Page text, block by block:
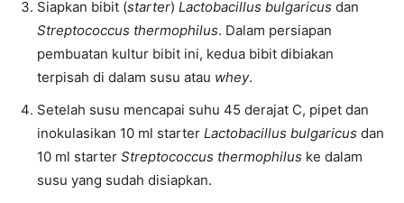
Siapkan bibit (starter) Lactobacillus bulgaricus dan
Streptococcus thermophilus. Dalam persiapan
pembuatan kultur bibit ini, kedua bibit dibiakan
terpisah di dalam susu atau whey.
Setelah susu mencapai suhu 45 derajat C, pipet dan
inokulasikan 10 ml starter Lactobacillus bulgaricus dan
10 ml starter Streptococcus thermophilus ke dalam
susu yang sudah disiapkan.